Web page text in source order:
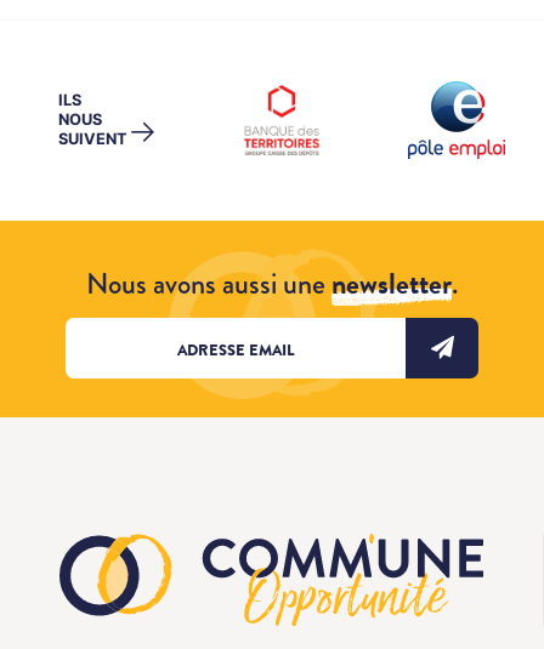
ILS
NOUS
SUIVENT →
Nous avons aussi unenewsletter.